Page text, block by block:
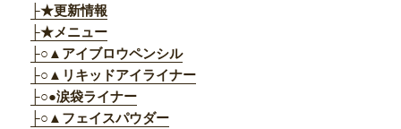
├★更新情報
├★メニュー
├○▲アイブロウペンシル
├○▲リキッドアイライナー
├○●涙袋ライナー
├○▲フェイスパウダー